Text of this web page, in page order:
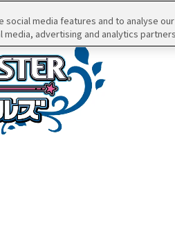
media features and to analyse
advertising and analytics